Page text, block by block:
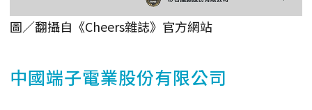
圖／翻攝自《Cheers雜誌》官方網站
中國端子電業股份有限公司